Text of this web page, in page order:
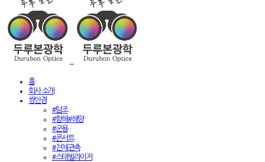
홈
회사 소개
쌍안경
#탐조
#항해#해양
#군용
#콘서트
#천체관측
#스태빌라이저